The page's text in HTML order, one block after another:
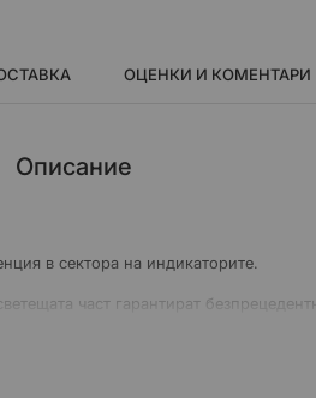
ОЦЕНКИ И КОМЕНТАРИ
Описание
в сектора на индикаторите.
част гарантират